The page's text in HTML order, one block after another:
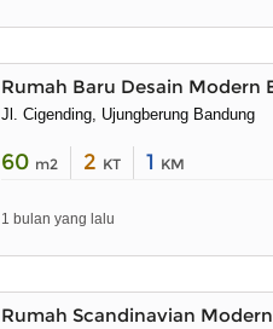
Rumah Baru Desain Modern
Jl. Cigending, Ujungberung Bandung
60 m2 2 KT 1 KM
1 bulan yang lalu
Rumah Scandinavian